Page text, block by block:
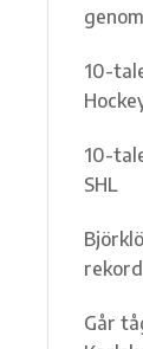
10-
10-
SHL
Går